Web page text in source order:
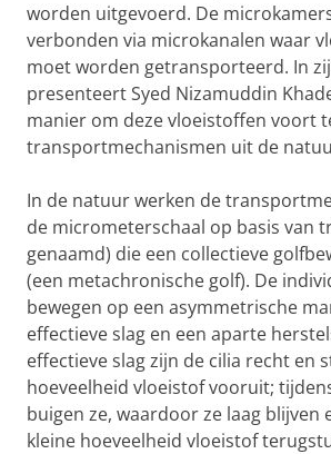
worden uitgevoerd. De
verbonden via microkanalen waar
moet worden getransporteerd. In
presenteert Syed Nizamuddin
manier om deze vloeistoffen voort
transportmechanismen uit de
In de natuur werken de
de micrometerschaal op basis van
genaamd) die een collectieve
(een metachronische golf). De
bewegen op een asymmetrische
effectieve slag en een aparte
effectieve slag zijn de cilia recht en
hoeveelheid vloeistof vooruit;
buigen ze, waardoor ze laag blijven
kleine hoeveelheid vloeistof